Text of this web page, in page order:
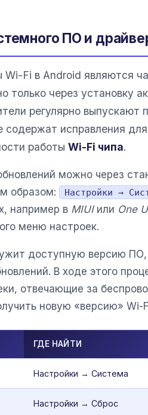
ПО и
Wi-Fi в Android являются
только через установку
регулярно выпускают
содержат исправления
работы Wi-Fi чипа.
можно через
образом:
Настройки →
например в MIUIили One
меню настроек.
доступную версию ПО,
В ходе этого
отвечающие за
новую «версию» Wi-
ГДЕ НАЙТИ
Настройки → Система
Настройки → Сброс